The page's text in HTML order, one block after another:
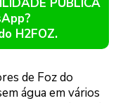
H2FOZ.
de Foz do
água em vários